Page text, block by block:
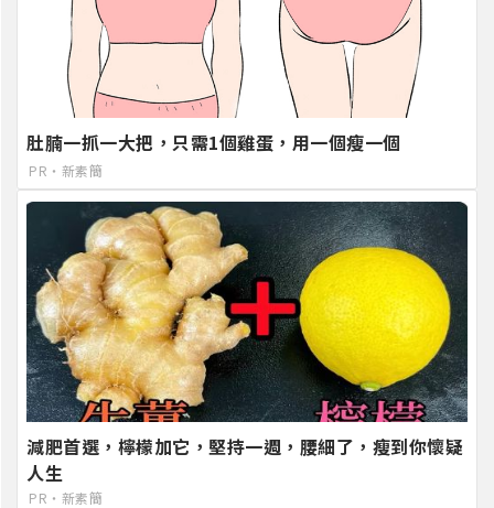
肚腩一抓一大把，只需1個雞蛋，用一個瘦一個
PR・新素簡
減肥首選，檸檬加它，堅持一週，腰細了，瘦到你懷疑
人生
PR・新素簡